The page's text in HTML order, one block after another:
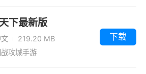
下最新版
219.20 MB
攻城手游
下载